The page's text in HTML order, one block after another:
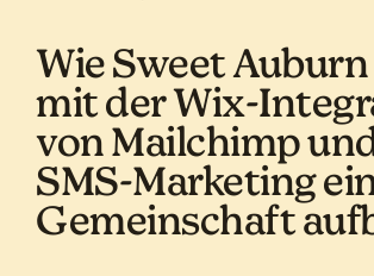
Wie Sweet
mit der
von Mailchimp
SMS‑Marketing
Gemeinschaft